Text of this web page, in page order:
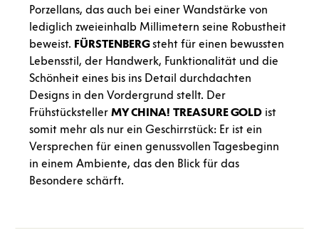
Porzellans, das auch bei einer Wandstärke von
lediglich zweieinhalb Millimetern seine Robustheit
beweist. FÜRSTENBERGsteht für einen bewussten
Lebensstil, der Handwerk, Funktionalität und die
Schönheit eines bis ins Detail durchdachten
Designs in den Vordergrund stellt. Der
Frühstücksteller MY CHINA! TREASUREGOLD ist
somit mehr als nur ein Geschirrstück: Er ist ein
Versprechen für einen genussvollen Tagesbeginn
in einem Ambiente, das den Blick für das
Besondere schärft.